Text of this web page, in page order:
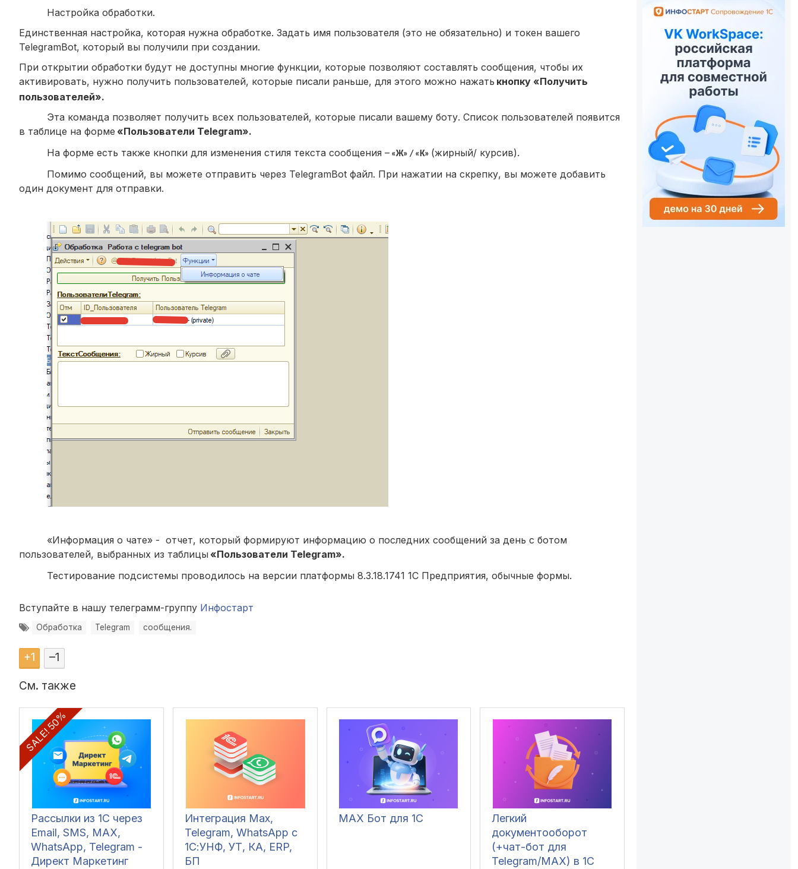
Настройка обработки.
Единственная настройка, которая нужна обработке. Задать имя пользователя (это не обязательно) и токен вашего
TelegramBot, который вы получили при создании.
При открытии обработки будут не доступны многие функции, которые позволяют составлять сообщения, чтобы их
активировать, нужно получить пользователей, которые писали раньше, для этого можно нажать кнопку «Получить
пользователей».
Эта команда позволяет получить всех пользователей, которые писали вашему боту. Список пользователей появится
в таблице на форме «Пользователи Telegram».
На форме есть также кнопки для изменения стиля текста сообщения – «Ж» / «К» (жирный/ курсив).
Помимо сообщений, вы можете отправить через TelegramBot файл. При нажатии на скрепку, вы можете добавить
один документ для отправки.
«Информация о чате» - отчет, который формируют информацию о последних сообщений за день с ботом
пользователей, выбранных из таблицы «Пользователи Telegram».
Тестирование подсистемы проводилось на версии платформы 8.3.18.1741 1С Предприятия, обычные формы.
Вступайте в нашу телеграмм-группу Инфостарт
Обработка Telegram сообщения.
+1 –1
См. также
SALE! 50%
Рассылки из 1С через
Email, SMS, MAX,
WhatsApp, Telegram -
Директ Маркетинг
Интеграция Max,
Telegram, WhatsApp c
1С:УНФ, УТ, КА, ERP,
БП
MAX Бот для 1С
Легкий
документооборот
(+чат-бот для
Telegram/MAX) в 1С